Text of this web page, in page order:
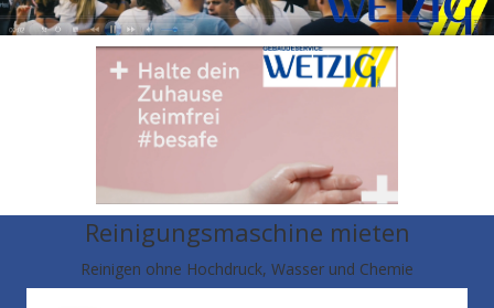
Reinigungsmaschine mieten
Reinigen ohne Hochdruck, Wasser und Chemie